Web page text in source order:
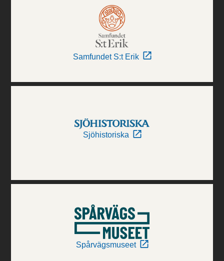
Samfundet S:t Erik
Sjöhistoriska
Spårvägsmuseet